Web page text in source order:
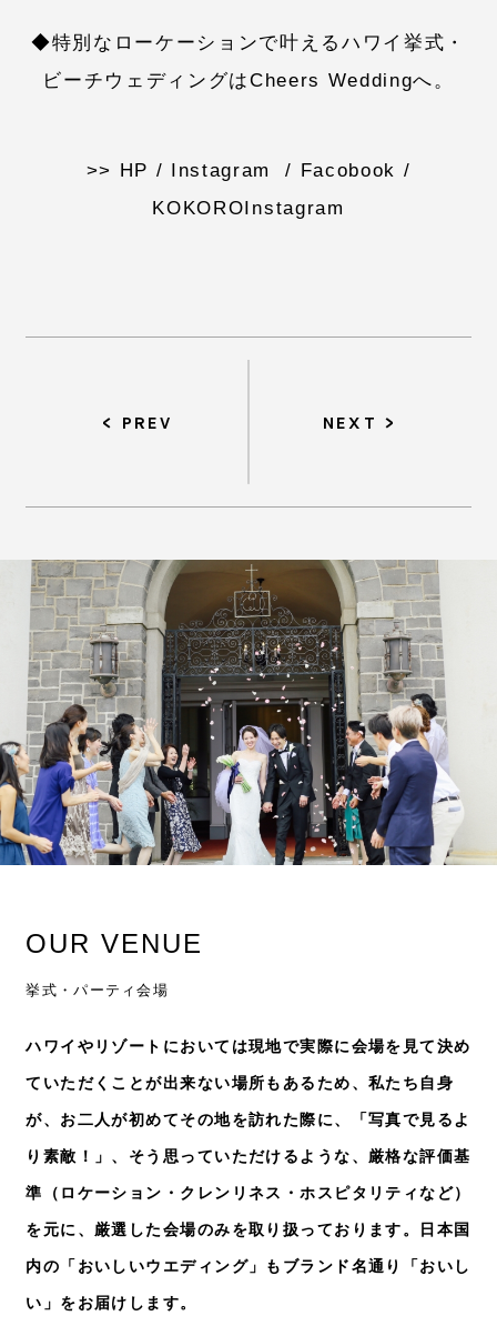
◆特別なローケーションで叶えるハワイ挙式・
ビーチウェディングはCheers Weddingへ。
>> HP / Instagram / Facobook /
KOKOROInstagram
PREV NEXT
OUR VENUE
挙式・パーティ会場
ハワイやリゾートにおいては現地で実際に会場を見て決め
ていただくことが出来ない場所もあるため、私たち自身
が、お二人が初めてその地を訪れた際に、「写真で見るよ
り素敵！」、そう思っていただけるような、厳格な評価基
準（ロケーション・クレンリネス・ホスピタリティなど）
を元に、厳選した会場のみを取り扱っております。日本国
内の「おいしいウエディング」もブランド名通り「おいし
い」をお届けします。